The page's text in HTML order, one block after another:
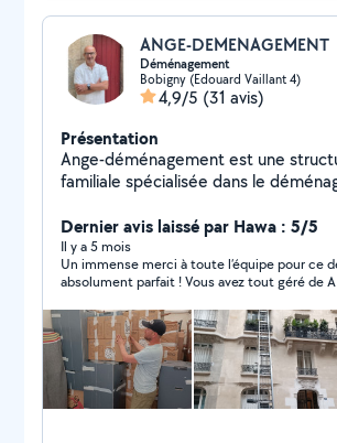
ANGE-DEMENAGEMENT
Déménagement
Bobigny (Edouard Vaillant 4)
4,9/5 (31 avis)
Présentation
Ange-déménagement est une
familiale spécialisée dans le
pour réaliser ces activités de
Son point fort c'est le traitement
demande de déménagement.
Dernier avis laissé par Hawa : 5/5
Il y a 5 mois
Un immense merci à toute l’équipe pour ce
absolument parfait ! Vous avez tout géré de A à Z avec un
seul moment de stress, toujours le sourire
impressionnante. Grâce à vous, ce
sans charge mentale, sans pression, et dans
sereine et agréable. Votre organisation, votre énergie et votre
sérieux ont vraiment fait toute la différence.
tomber sur une équipe aussi impliquée et